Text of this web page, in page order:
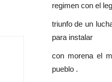
regimen con el
triunfo de un
para instalar
con morena el
pueblo .